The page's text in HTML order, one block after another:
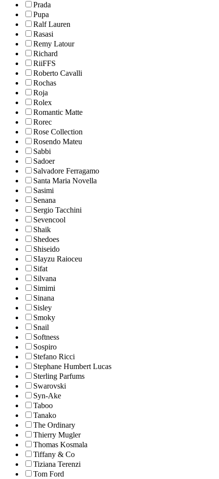
Prada
Pupa
Ralf Lauren
Rasasi
Remy Latour
Richard
RiiFFS
Roberto Cavalli
Rochas
Roja
Rolex
Romantic Matte
Rorec
Rose Collection
Rosendo Mateu
Sabbi
Sadoer
Salvadore Ferragamo
Santa Maria Novella
Sasimi
Senana
Sergio Tacchini
Sevencool
Shaik
Shedoes
Shiseido
SIayzu Raioceu
Sifat
Silvana
Simimi
Sinana
Sisley
Smoky
Snail
Softness
Sospiro
Stefano Ricci
Stephane Humbert Lucas
Sterling Parfums
Swarovski
Syn-Ake
Taboo
Tanako
The Ordinary
Thierry Mugler
Thomas Kosmala
Tiffany & Co
Tiziana Terenzi
Tom Ford